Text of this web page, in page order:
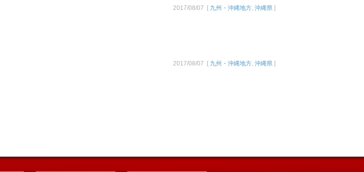
2017/08/07 [ 九州・沖縄地方, 沖縄県 ]
2017/08/07 [ 九州・沖縄地方, 沖縄県 ]